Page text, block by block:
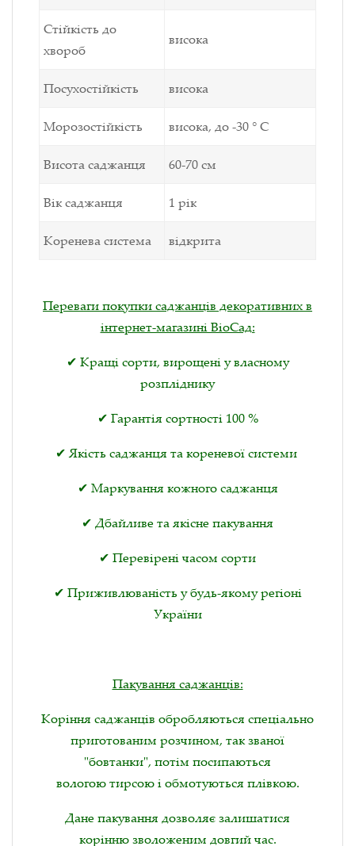
Стійкість до
хвороб
висока
Посухостійкість висока
Морозостійкість висока, до -30 ° С
Висота саджанця 60-70 см
Вік саджанця 1 рік
Коренева система відкрита
Переваги покупки саджанців декоративних в
інтернет-магазині ВіоСад:
✔ Кращі сорти, вирощені у власному
розпліднику
✔ Гарантія сортності 100 %
✔ Якість саджанця та кореневої системи
✔ Маркування кожного саджанця
✔ Дбайливе та якісне пакування
✔ Перевірені часом сорти
✔ Приживлюваність у будь-якому регіоні
України
Пакування саджанців:
Коріння саджанців обробляються спеціально
приготованим розчином, так званої
"бовтанки", потім посипаються
вологою тирсою і обмотуються плівкою.
Дане пакування дозволяє залишатися
корінню зволоженим довгий час.